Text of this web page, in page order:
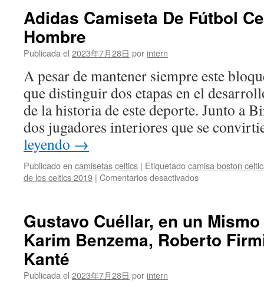
Fútbol
Adidas Camiseta De Fútbol
Hombre
Publicada el 2023年7月28日 por intern
A pesar de mantener siempre este
que distinguir dos etapas en el
de la historia de este deporte. Junto a
dos jugadores interiores que se
leyendo →
Publicado en camisetas celtics | Etiquetadocamisa boston
de los celtics 2019 | Comentarios desactivadosen
Fútbol
Celtic
21/22
Gustavo Cuéllar, en un
Karim Benzema, Roberto
Kanté
Publicada el 2023年7月28日 por intern